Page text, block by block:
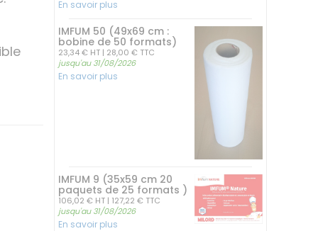
En savoir plus
IMFUM 50 (49x69 cm :
bobine de 50 formats)
23,34 € HT | 28,00 € TTC
jusqu'au 31/08/2026
En savoir plus
IMFUM 9 (35x59 cm 20
paquets de 25 formats )
106,02 € HT | 127,22 € TTC
jusqu'au 31/08/2026
En savoir plus